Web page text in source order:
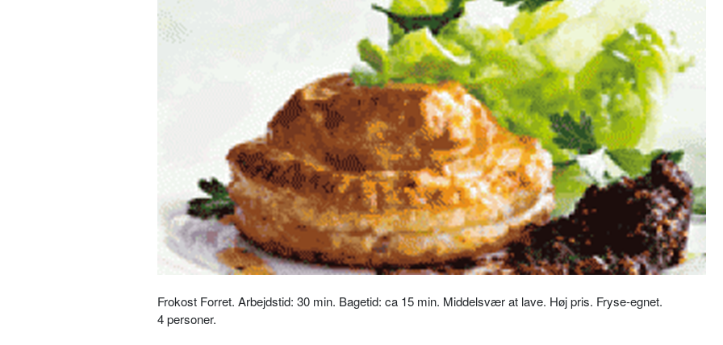
Frokost Forret. Arbejdstid: 30 min. Bagetid: ca 15 min. Middelsvær at lave. Høj pris. Fryse-egnet.
4 personer.